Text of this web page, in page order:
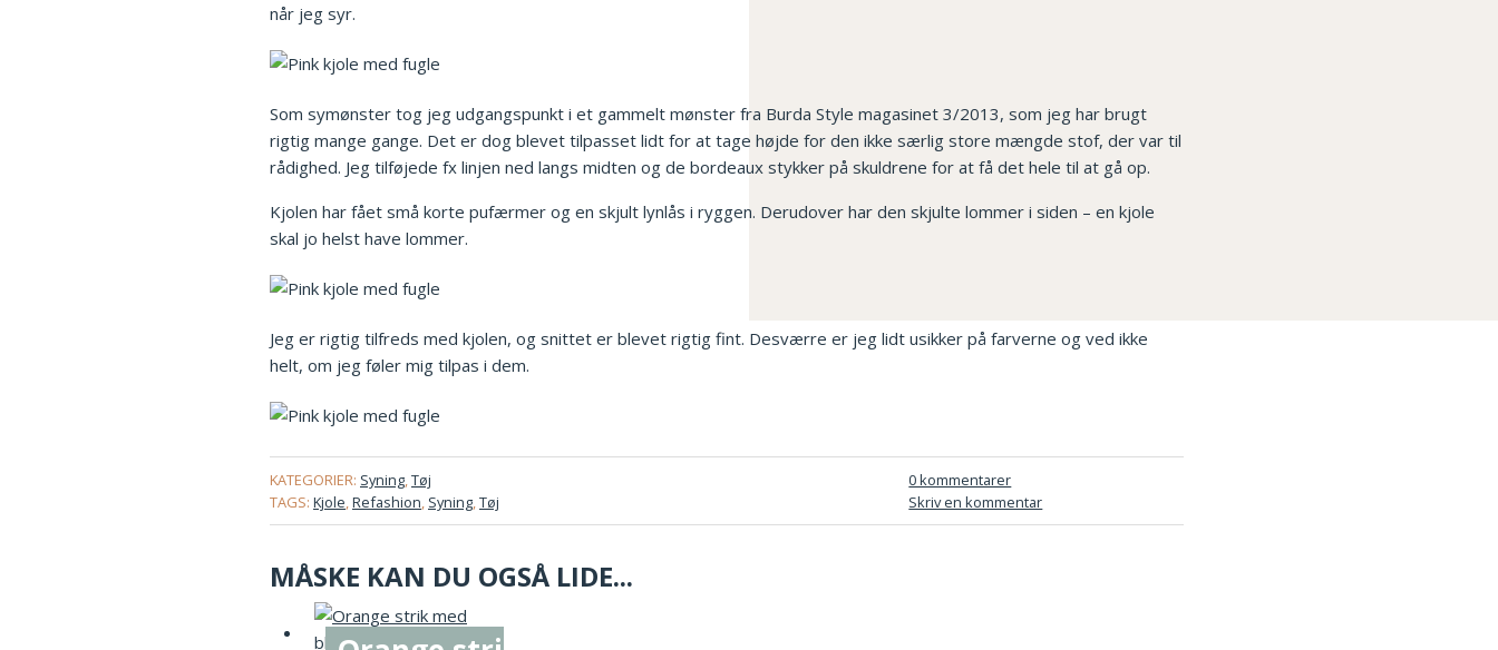
når jeg syr.
Som symønster tog jeg udgangspunkt i et gammelt mønster fra Burda Style magasinet 3/2013, som jeg har brugt
rigtig mange gange. Det er dog blevet tilpasset lidt for at tage højde for den ikke særlig store mængde stof, der var til
rådighed. Jeg tilføjede fx linjen ned langs midten og de bordeaux stykker på skuldrene for at få det hele til at gå op.
Kjolen har fået små korte pufærmer og en skjult lynlås i ryggen. Derudover har den skjulte lommer i siden – en kjole
skal jo helst have lommer.
Jeg er rigtig tilfreds med kjolen, og snittet er blevet rigtig fint. Desværre er jeg lidt usikker på farverne og ved ikke
helt, om jeg føler mig tilpas i dem.
KATEGORIER: Syning,Tøj
TAGS: Kjole,Refashion, Syning,Tøj
0 kommentarer
Skriv en kommentar
MÅSKE KAN DU OGSÅ LIDE...